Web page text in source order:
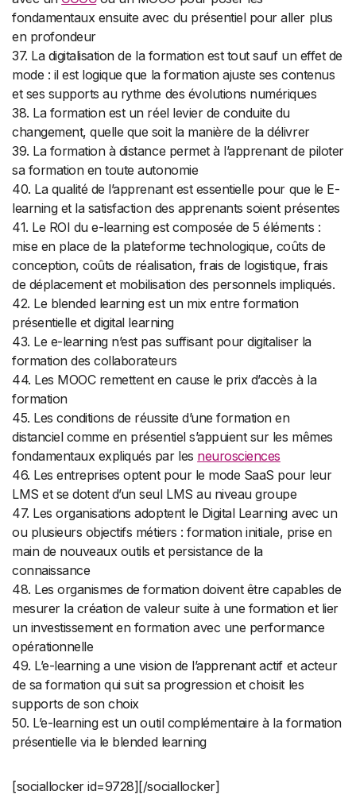
fondamentaux ensuite avec du présentiel pour aller plus
en profondeur
37. La digitalisation de la formation est tout sauf un effet de
mode : il est logique que la formation ajuste ses contenus
et ses supports au rythme des évolutions numériques
38. La formation est un réel levier de conduite du
changement, quelle que soit la manière de la délivrer
39. La formation à distance permet à l’apprenant de piloter
sa formation en toute autonomie
40. La qualité de l’apprenant est essentielle pour que le E-
learning et la satisfaction des apprenants soient présentes
41. Le ROI du e-learning est composée de 5 éléments :
mise en place de la plateforme technologique, coûts de
conception, coûts de réalisation, frais de logistique, frais
de déplacement et mobilisation des personnels impliqués.
42. Le blended learning est un mix entre formation
présentielle et digital learning
43. Le e-learning n’est pas suffisant pour digitaliser la
formation des collaborateurs
44. Les MOOC remettent en cause le prix d’accès à la
formation
45. Les conditions de réussite d’une formation en
distanciel comme en présentiel s’appuient sur les mêmes
fondamentaux expliqués par les neurosciences
46. Les entreprises optent pour le mode SaaS pour leur
LMS et se dotent d’un seul LMS au niveau groupe
47. Les organisations adoptent le Digital Learning avec un
ou plusieurs objectifs métiers : formation initiale, prise en
main de nouveaux outils et persistance de la
connaissance
48. Les organismes de formation doivent être capables de
mesurer la création de valeur suite à une formation et lier
un investissement en formation avec une performance
opérationnelle
49. L’e-learning a une vision de l’apprenant actif et acteur
de sa formation qui suit sa progression et choisit les
supports de son choix
50. L’e-learning est un outil complémentaire à la formation
présentielle via le blended learning
[sociallocker id=9728][/sociallocker]